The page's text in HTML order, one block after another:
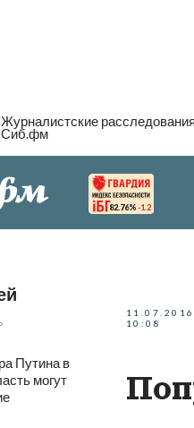
Журналистские расследования
Сиб.фм
82.76% -1.2
Путина в
могут
11.07.2016
10:08